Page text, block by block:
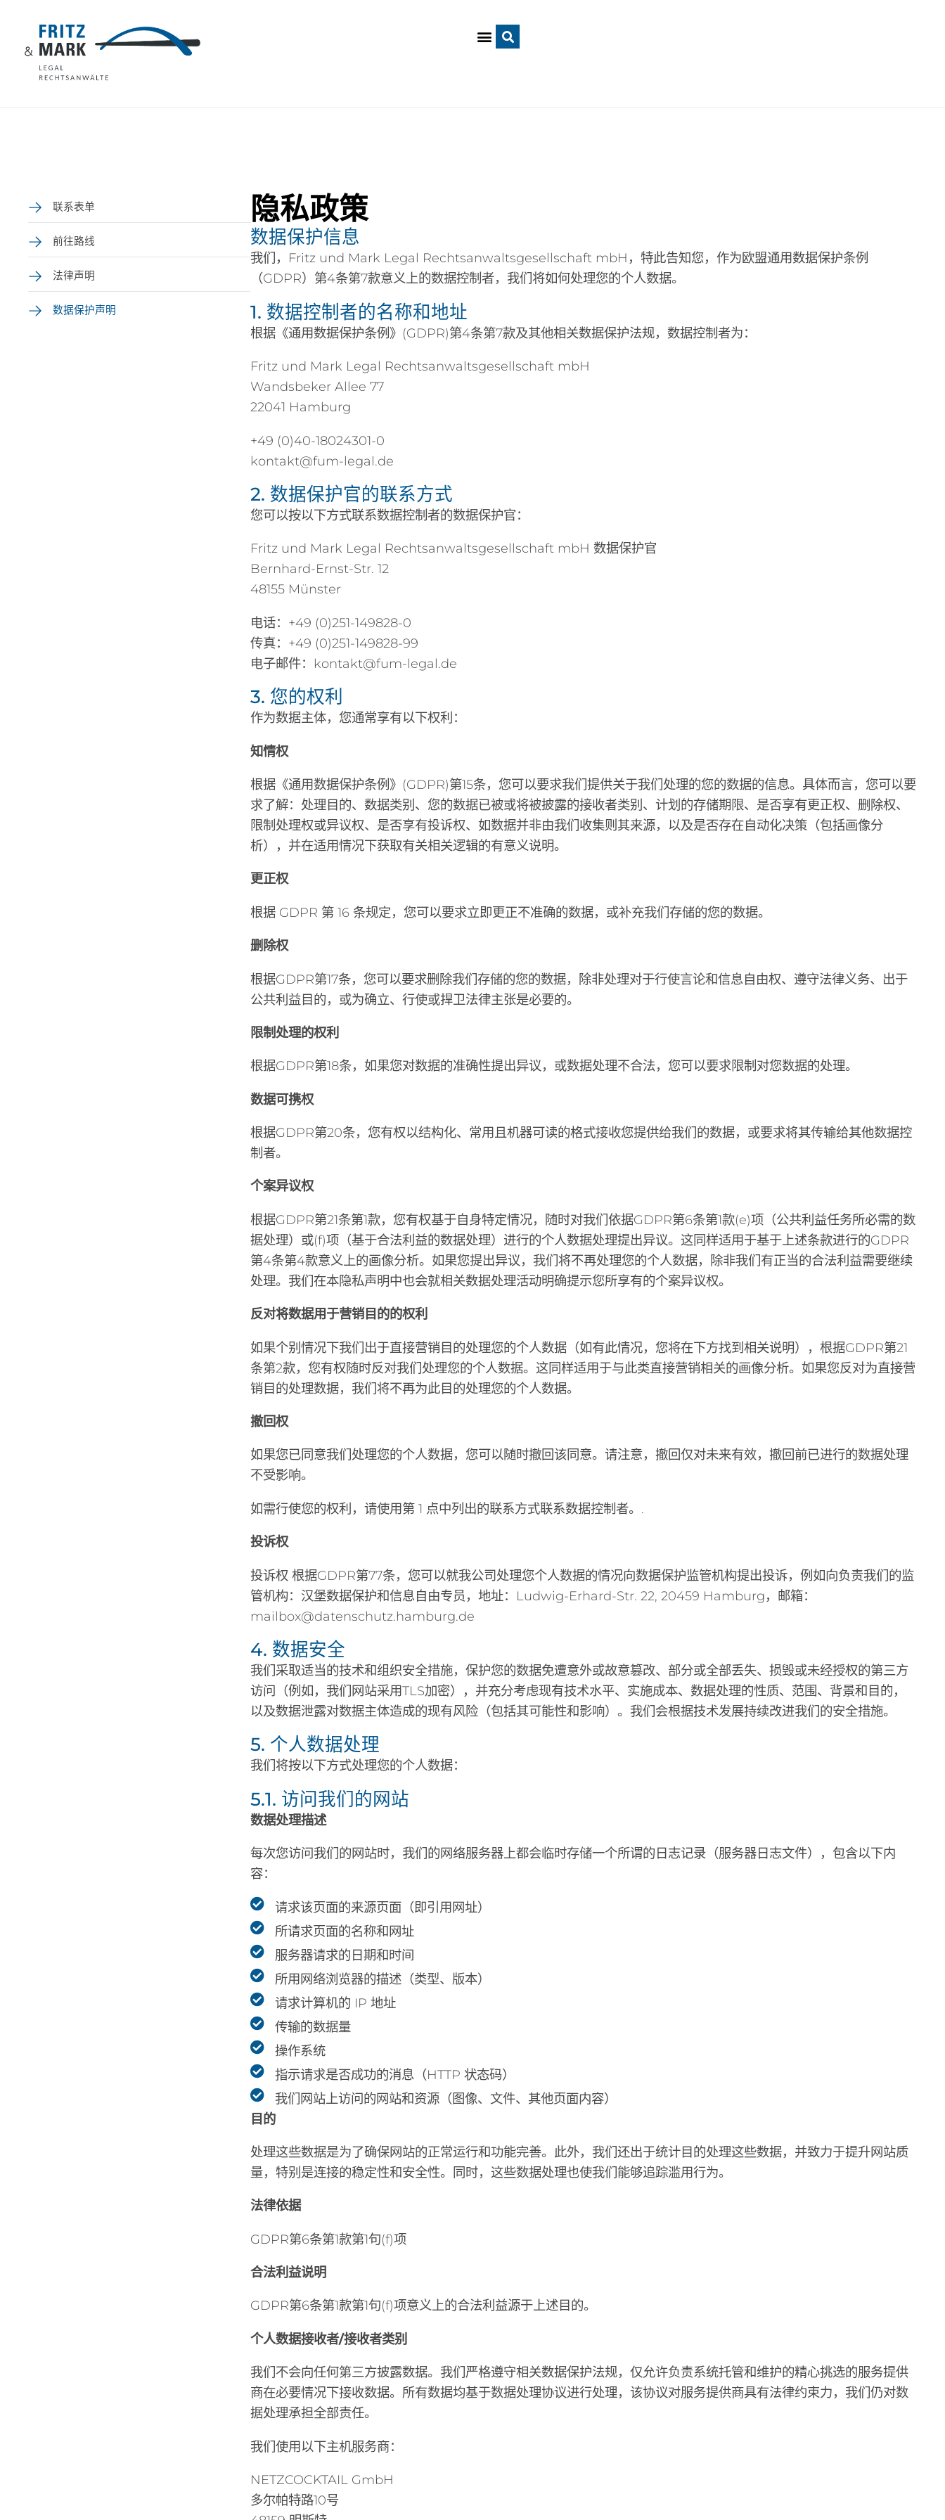
联系表单
前往路线
法律声明
数据保护声明
隐私政策
数据保护信息
我们，Fritz und Mark Legal Rechtsanwaltsgesellschaft mbH，特此告知您，作为欧盟通用数据保护条例
（GDPR）第4条第7款意义上的数据控制者，我们将如何处理您的个人数据。
1. 数据控制者的名称和地址
根据《通用数据保护条例》(GDPR)第4条第7款及其他相关数据保护法规，数据控制者为：
Fritz und Mark Legal Rechtsanwaltsgesellschaft mbH
Wandsbeker Allee 77
22041 Hamburg
+49 (0)40-18024301-0
kontakt@fum-legal.de
2. 数据保护官的联系方式
您可以按以下方式联系数据控制者的数据保护官：
Fritz und Mark Legal Rechtsanwaltsgesellschaft mbH 数据保护官
Bernhard-Ernst-Str. 12
48155 Münster
电话：+49 (0)251-149828-0
传真：+49 (0)251-149828-99
电子邮件：kontakt@fum-legal.de
3. 您的权利
作为数据主体，您通常享有以下权利：
知情权
根据《通用数据保护条例》(GDPR)第15条，您可以要求我们提供关于我们处理的您的数据的信息。具体而言，您可以要
求了解：处理目的、数据类别、您的数据已被或将被披露的接收者类别、计划的存储期限、是否享有更正权、删除权、
限制处理权或异议权、是否享有投诉权、如数据并非由我们收集则其来源，以及是否存在自动化决策（包括画像分
析），并在适用情况下获取有关相关逻辑的有意义说明。
更正权
根据 GDPR 第 16 条规定，您可以要求立即更正不准确的数据，或补充我们存储的您的数据。
删除权
根据GDPR第17条，您可以要求删除我们存储的您的数据，除非处理对于行使言论和信息自由权、遵守法律义务、出于
公共利益目的，或为确立、行使或捍卫法律主张是必要的。
限制处理的权利
根据GDPR第18条，如果您对数据的准确性提出异议，或数据处理不合法，您可以要求限制对您数据的处理。
数据可携权
根据GDPR第20条，您有权以结构化、常用且机器可读的格式接收您提供给我们的数据，或要求将其传输给其他数据控
制者。
个案异议权
根据GDPR第21条第1款，您有权基于自身特定情况，随时对我们依据GDPR第6条第1款(e)项（公共利益任务所必需的数
据处理）或(f)项（基于合法利益的数据处理）进行的个人数据处理提出异议。这同样适用于基于上述条款进行的GDPR
第4条第4款意义上的画像分析。如果您提出异议，我们将不再处理您的个人数据，除非我们有正当的合法利益需要继续
处理。我们在本隐私声明中也会就相关数据处理活动明确提示您所享有的个案异议权。
反对将数据用于营销目的的权利
如果个别情况下我们出于直接营销目的处理您的个人数据（如有此情况，您将在下方找到相关说明），根据GDPR第21
条第2款，您有权随时反对我们处理您的个人数据。这同样适用于与此类直接营销相关的画像分析。如果您反对为直接营
销目的处理数据，我们将不再为此目的处理您的个人数据。
撤回权
如果您已同意我们处理您的个人数据，您可以随时撤回该同意。请注意，撤回仅对未来有效，撤回前已进行的数据处理
不受影响。
如需行使您的权利，请使用第 1 点中列出的联系方式联系数据控制者。.
投诉权
投诉权 根据GDPR第77条，您可以就我公司处理您个人数据的情况向数据保护监管机构提出投诉，例如向负责我们的监
管机构：汉堡数据保护和信息自由专员，地址：Ludwig-Erhard-Str. 22, 20459 Hamburg，邮箱：
mailbox@datenschutz.hamburg.de
4. 数据安全
我们采取适当的技术和组织安全措施，保护您的数据免遭意外或故意篡改、部分或全部丢失、损毁或未经授权的第三方
访问（例如，我们网站采用TLS加密），并充分考虑现有技术水平、实施成本、数据处理的性质、范围、背景和目的，
以及数据泄露对数据主体造成的现有风险（包括其可能性和影响）。我们会根据技术发展持续改进我们的安全措施。
5. 个人数据处理
我们将按以下方式处理您的个人数据：
5.1. 访问我们的网站
数据处理描述
每次您访问我们的网站时，我们的网络服务器上都会临时存储一个所谓的日志记录（服务器日志文件），包含以下内
容：
请求该页面的来源页面（即引用网址）
所请求页面的名称和网址
服务器请求的日期和时间
所用网络浏览器的描述（类型、版本）
请求计算机的 IP 地址
传输的数据量
操作系统
指示请求是否成功的消息（HTTP 状态码）
我们网站上访问的网站和资源（图像、文件、其他页面内容）
目的
处理这些数据是为了确保网站的正常运行和功能完善。此外，我们还出于统计目的处理这些数据，并致力于提升网站质
量，特别是连接的稳定性和安全性。同时，这些数据处理也使我们能够追踪滥用行为。
法律依据
GDPR第6条第1款第1句(f)项
合法利益说明
GDPR第6条第1款第1句(f)项意义上的合法利益源于上述目的。
个人数据接收者/接收者类别
我们不会向任何第三方披露数据。我们严格遵守相关数据保护法规，仅允许负责系统托管和维护的精心挑选的服务提供
商在必要情况下接收数据。所有数据均基于数据处理协议进行处理，该协议对服务提供商具有法律约束力，我们仍对数
据处理承担全部责任。
我们使用以下主机服务商：
NETZCOCKTAIL GmbH
多尔帕特路10号